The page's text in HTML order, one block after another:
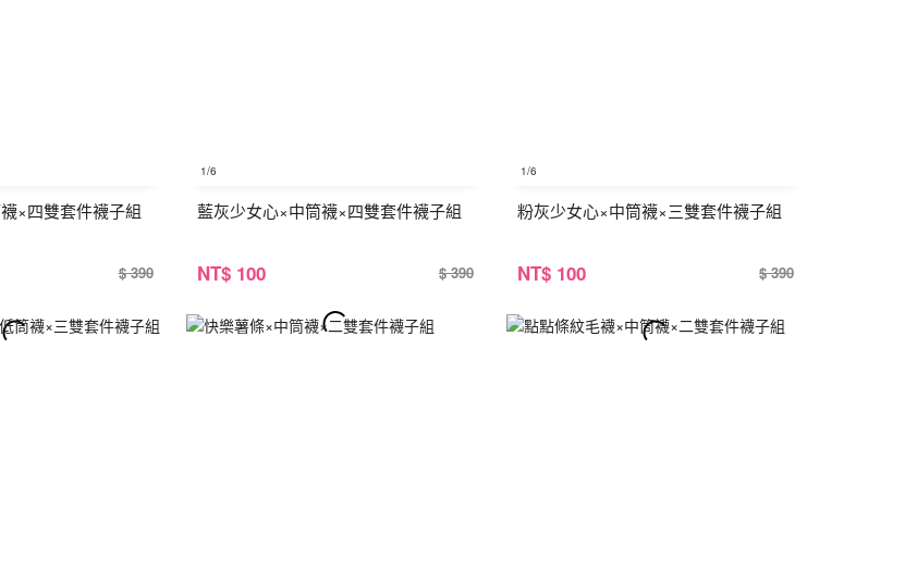
×四雙套件襪子組
$ 390
1/6
藍灰少女心×中筒襪×四雙套件襪子組
NT$ 100 $ 390
1/6
粉灰少女心×中筒襪×三雙套件襪子組
NT$ 100 $ 390